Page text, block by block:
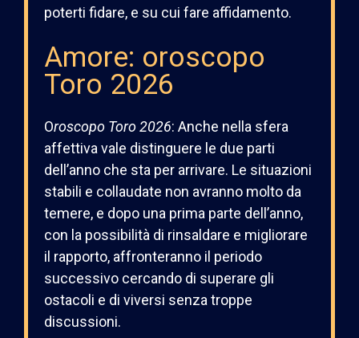
poterti fidare, e su cui fare affidamento.
Amore: oroscopo
Toro 2026
Oroscopo Toro 2026: Anche nella sfera
affettiva vale distinguere le due parti
dell’anno che sta per arrivare. Le situazioni
stabili e collaudate non avranno molto da
temere, e dopo una prima parte dell’anno,
con la possibilità di rinsaldare e migliorare
il rapporto, affronteranno il periodo
successivo cercando di superare gli
ostacoli e di viversi senza troppe
discussioni.